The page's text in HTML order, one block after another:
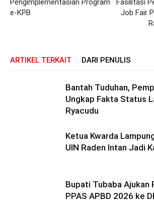
Pengimplementasian Program
e-KPB
Fasilitasi
Job Fair
ARTIKEL TERKAIT DARI PENULIS
Bantah Tuduhan,
Ungkap Fakta Status
Ryacudu
Ketua Kwarda
UIN Raden Intan Jadi
Bupati Tubaba Ajukan
PPAS APBD 2026 ke